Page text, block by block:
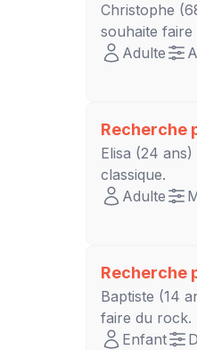
Christophe
souhaite
Adulte
Recherche
Elisa (24
classique.
Adulte
Recherche
Baptiste (14
faire du rock.
Enfant